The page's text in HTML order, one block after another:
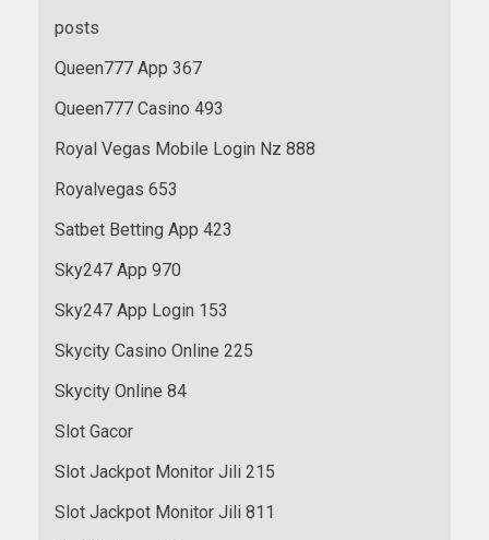
posts
Queen777 App 367
Queen777 Casino 493
Royal Vegas Mobile Login Nz 888
Royalvegas 653
Satbet Betting App 423
Sky247 App 970
Sky247 App Login 153
Skycity Casino Online 225
Skycity Online 84
Slot Gacor
Slot Jackpot Monitor Jili 215
Slot Jackpot Monitor Jili 811